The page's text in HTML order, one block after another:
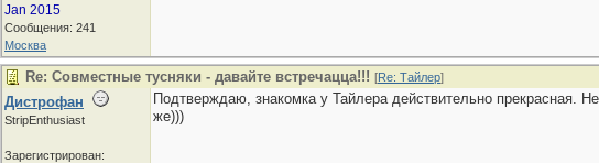
Jan 2015
Сообщения: 241
Москва
Re: Совместные тусняки - давайте встречацца!!! [Re: Тайлер]
Дистрофан
StripEnthusiast
Зарегистрирован:
Подтверждаю, знакомка у Тайлера действительно прекрасная.
же)))